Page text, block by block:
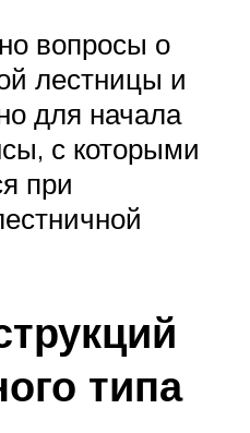
вопросы о
лестницы и
для начала
с которыми
при
типа